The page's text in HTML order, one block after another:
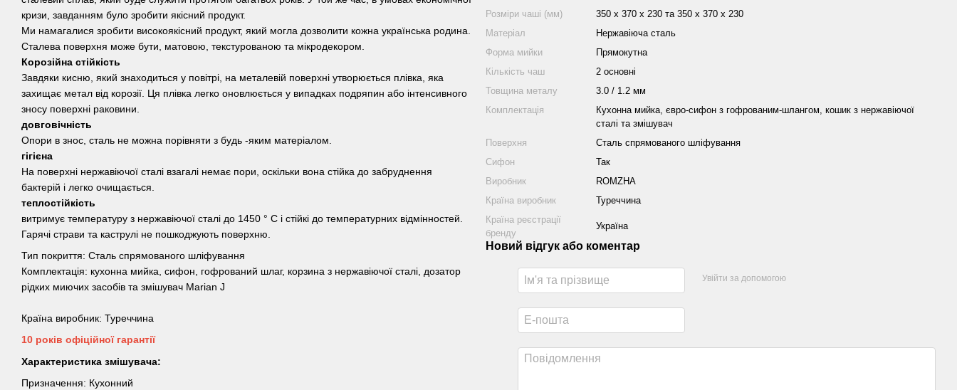
кризи, завданням було зробити якісний продукт.
Ми намагалися зробити високоякісний продукт, який могла дозволити кожна українська родина.
Сталева поверхня може бути, матовою, текстурованою та мікродекором.
Корозійна стійкість
Завдяки кисню, який знаходиться у повітрі, на металевій поверхні утворюється плівка, яка
захищає метал від корозії. Ця плівка легко оновлюється у випадках подряпин або інтенсивного
зносу поверхні раковини.
довговічність
Опори в знос, сталь не можна порівняти з будь -яким матеріалом.
гігієна
На поверхні нержавіючої сталі взагалі немає пори, оскільки вона стійка до забруднення
бактерій і легко очищається.
теплостійкість
витримує температуру з нержавіючої сталі до 1450 ° С і стійкі до температурних відмінностей.
Гарячі страви та каструлі не пошкоджують поверхню.
Тип покриття: Сталь спрямованого шліфування
Комплектація: кухонна мийка, сифон, гофрований шлаг, корзина з нержавіючої сталі, дозатор
рідких миючих засобів та змішувач Marian J
Країна виробник: Туреччина
10 років офіційної гарантії
Характеристика змішувача:
Призначення: Кухонний
Розміри чаші (мм)
350 x 370 x 230 та 350 x 370 x 230
Матеріал
Нержавіюча сталь
Форма мийки
Прямокутна
Кількість чаш
2 основні
Товщина металу
3.0 / 1.2 мм
Комплектація
Кухонна мийка, євро-сифон з гофрованим-шлангом, кошик з нержавіючої
сталі та змішувач
Поверхня
Сталь спрямованого шліфування
Сифон
Так
Виробник
ROMZHA
Країна виробник
Туреччина
Країна реєстрації
бренду
Україна
Новий відгук або коментар
Увійти за допомогою